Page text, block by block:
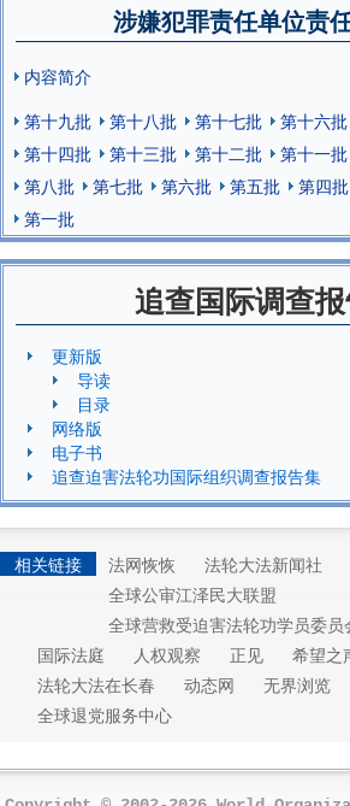
涉嫌犯罪责任单位责
内容简介
第十九批
第十八批 第十七批 第十六批
第十四批
第十三批 第十二批 第十一批
第八批
第七批 第六批 第五批 第四批
第一批
追查国际调查
更新版
导读
目录
网络版
电子书
追查迫害法轮功国际组织调查报告集
相关链接 法网恢恢 法轮大法新闻社
全球公审江泽民大联盟
全球营救受迫害法轮功学员委员
国际法庭
人权观察 正见 希望之
法轮大法在长春
动态网 无界浏览
全球退党服务中心